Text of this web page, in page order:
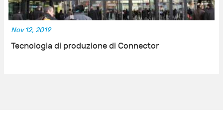
Nov 12, 2019
Tecnologia di produzione di Connector